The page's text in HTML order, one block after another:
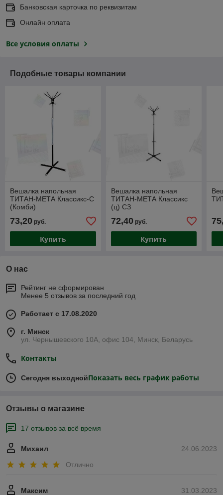
Банковская карточка по реквизитам
Онлайн оплата
Все условия оплаты
Подобные товары компании
Вешалка напольная
ТИТАН-МЕТА Классикс-С
(Комби)
73,20 руб.
Купить
Вешалка напольная
ТИТАН-МЕТА Классикс
(ц) СЗ
72,40руб.
Купить
О нас
Рейтинг не сформирован
Менее 5 отзывов за последний год
Работает с 17.08.2020
г. Минск
ул. Чернышевского 10А, офис 104, Минск, Беларусь
Контакты
Сегодня выходнойПоказать весь график работы
Отзывы о магазине
17 отзывов за всё время
24.06.2023
Михаил
Отлично
31.03.2023
Максим